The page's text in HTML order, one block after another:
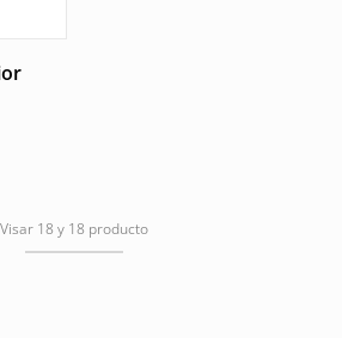
Visar 18 y 18 producto